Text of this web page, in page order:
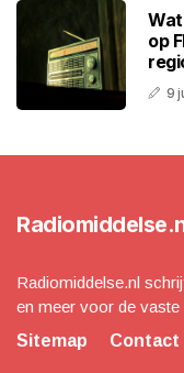
op
9
Radiomiddelse.nl
en meer voor de
Sitemap
Contact